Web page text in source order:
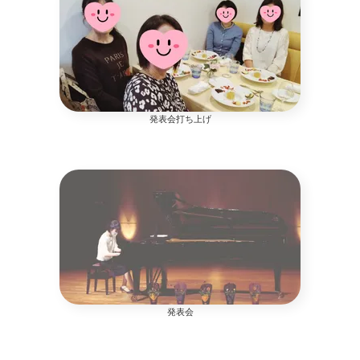
発表会打ち上げ
発表会